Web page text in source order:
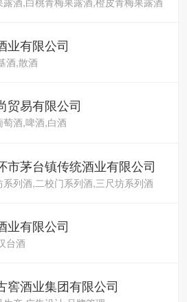
业有限公司
酒,散酒
贸易有限公司
萄酒,啤酒,白酒
市茅台镇传统酒业有限公司
系列酒,二校门系列酒,三尺坊系列酒
业有限公司
台酒
窖酒业集团有限公司